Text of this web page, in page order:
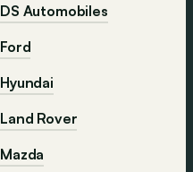
DS Automobiles
Ford
Hyundai
Land Rover
Mazda